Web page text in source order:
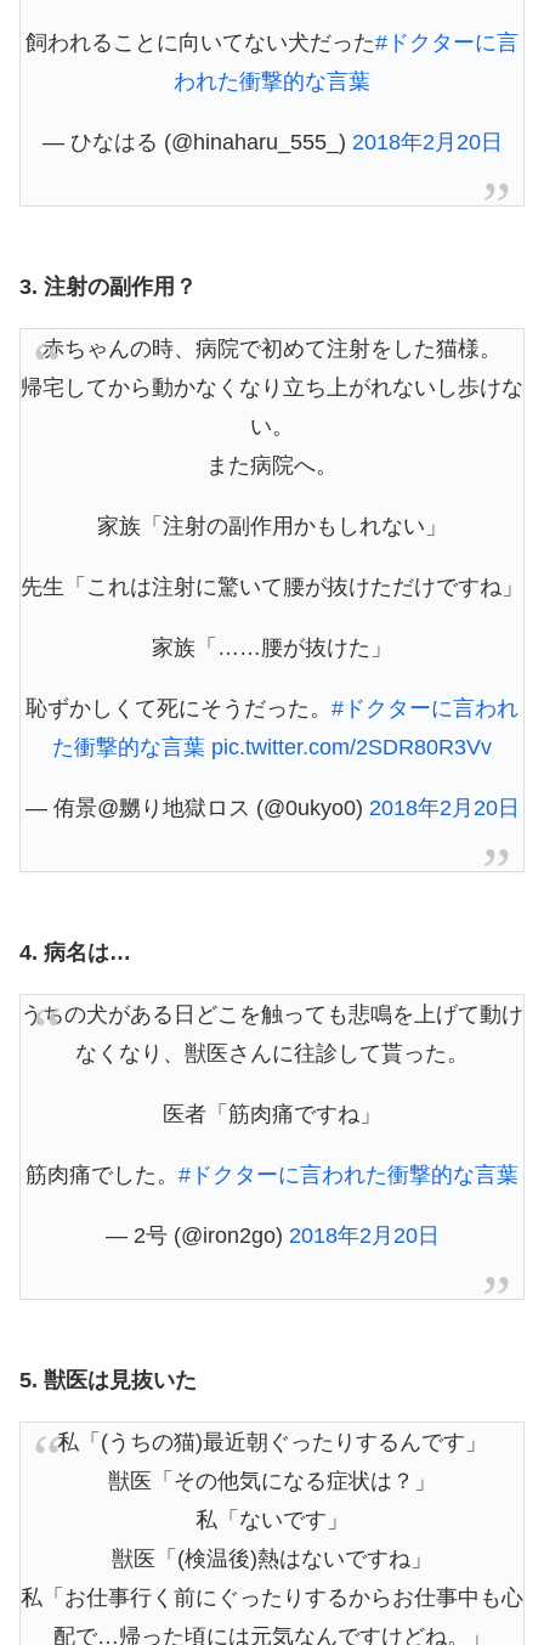
飼われることに向いてない犬だった#ドクターに言
われた衝撃的な言葉
— ひなはる (@hinaharu_555_) 2018年2月20日
3. 注射の副作用？
赤ちゃんの時、病院で初めて注射をした猫様。
帰宅してから動かなくなり立ち上がれないし歩けな
い。
また病院へ。
家族「注射の副作用かもしれない」
先生「これは注射に驚いて腰が抜けただけですね」
家族「……腰が抜けた」
恥ずかしくて死にそうだった。 #ドクターに言われ
た衝撃的な言葉 pic.twitter.com/2SDR80R3Vv
— 侑景@嬲り地獄ロス (@0ukyo0) 2018年2月20日
4. 病名は…
うちの犬がある日どこを触っても悲鳴を上げて動け
なくなり、獣医さんに往診して貰った。
医者「筋肉痛ですね」
筋肉痛でした。 #ドクターに言われた衝撃的な言葉
— 2号 (@iron2go) 2018年2月20日
5. 獣医は見抜いた
私「(うちの猫)最近朝ぐったりするんです」
獣医「その他気になる症状は？」
私「ないです」
獣医「(検温後)熱はないですね」
私「お仕事行く前にぐったりするからお仕事中も心
配で…帰った頃には元気なんですけどね。」